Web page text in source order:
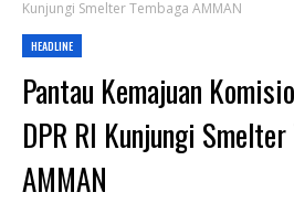
Kunjungi Smelter Tembaga AMMAN
HEADLINE
Pantau Kemajuan
DPR RI Kunjungi Smelter
AMMAN